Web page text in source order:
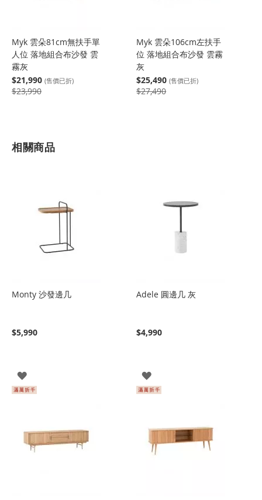
Myk 雲朵81cm無扶手單
人位 落地組合布沙發 雲
霧灰
$21,990 (售價已折)
$23,990
Myk 雲朵106cm左扶手
位 落地組合布沙發 雲霧
灰
$25,490 (售價已折)
$27,490
相關商品
Monty 沙發邊几
$5,990
登
入
Adele 圓邊几 灰
$4,990
登
入